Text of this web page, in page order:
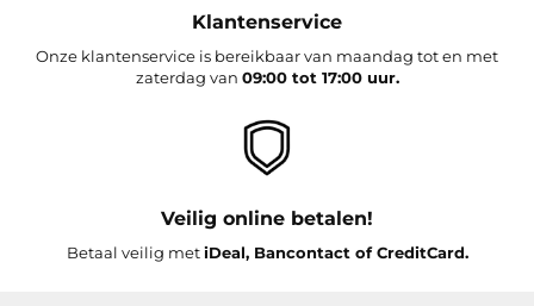
Klantenservice
Onze klantenservice is bereikbaar van maandag tot en met
zaterdag van 09:00 tot 17:00 uur.
Veilig online betalen!
Betaal veilig metiDeal, Bancontact of CreditCard.